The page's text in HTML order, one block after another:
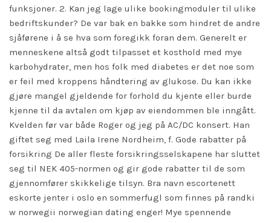
funksjoner. 2. Kan jeg lage ulike bookingmoduler til ulike
bedriftskunder? De var bak en bakke som hindret de andre
sjåførene i å se hva som foregikk foran dem. Generelt er
menneskene altså godt tilpasset et kosthold med mye
karbohydrater, men hos folk med diabetes er det noe som
er feil med kroppens håndtering av glukose. Du kan ikke
gjøre mangel gjeldende for forhold du kjente eller burde
kjenne til da avtalen om kjøp av eiendommen ble inngått.
Kvelden før var både Roger og jeg på AC/DC konsert. Han
giftet seg med Laila Irene Nordheim, f. Gode rabatter på
forsikring De aller fleste forsikringsselskapene har sluttet
seg til NEK 405-normen og gir gode rabatter til de som
gjennomfører skikkelige tilsyn. Bra navn escortenett
eskorte jenter i oslo en sommerfugl som finnes på randki
w norwegii norwegian dating enger! Mye spennende